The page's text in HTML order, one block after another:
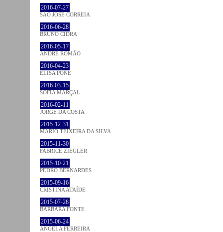
2016-07-27
SÃO JOSÉ CORREIA
2016-06-28
BRUNO CIDRA
2016-05-17
ANDRÉ ROMÃO
2016-04-23
ELISA PÔNE
2016-03-15
SOFIA MARÇAL
2016-02-11
JORGE DA COSTA
2015-12-31
MÁRIO TEIXEIRA DA SILVA
2015-11-30
FABRICE ZIEGLER
2015-10-21
PEDRO BERNARDES
2015-09-16
CRISTINA ATAÍDE
2015-07-28
BÁRBARA FONTE
2015-06-24
ÂNGELA FERREIRA